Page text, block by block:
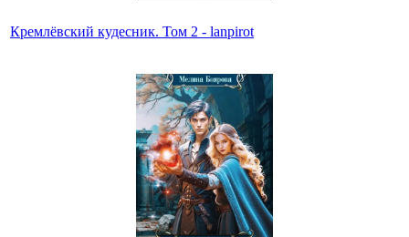
Кремлёвский кудесник. Том 2 - lanpirot